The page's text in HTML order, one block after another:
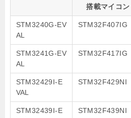
搭載マイコン
STM3240G-EV
AL
STM32F407IG
STM3241G-EV
AL
STM32F417IG
STM32429I-E
VAL
STM32F429NI
STM32439I-E
STM32F439NI